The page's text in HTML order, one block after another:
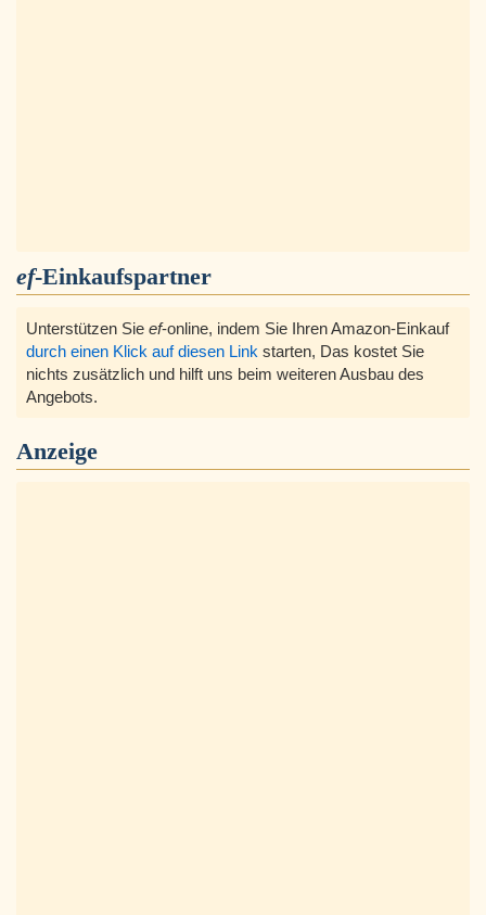
ef-Einkaufspartner
Unterstützen Sie ef-online, indem Sie Ihren Amazon-Einkauf
durch einen Klick auf diesen Link starten, Das kostet Sie
nichts zusätzlich und hilft uns beim weiteren Ausbau des
Angebots.
Anzeige